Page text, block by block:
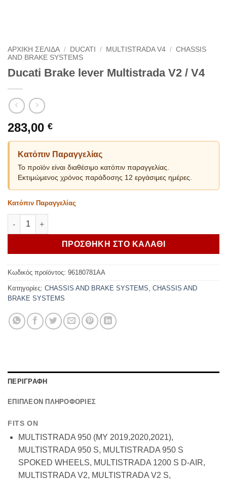
ΑΡΧΙΚΗ ΣΕΛΙΔΑ / DUCATI / MULTISTRADA V4 / CHASSIS
AND BRAKE SYSTEMS
Ducati Brake lever Multistrada V2 / V4
283,00 €
Κατόπιν Παραγγελίας
Το προϊόν είναι διαθέσιμο κατόπιν παραγγελίας.
Εκτιμώμενος χρόνος παράδοσης 12 εργάσιμες ημέρες.
Κατόπιν Παραγγελίας
Ducati Brake lever Multistrada V2 / V4 ποσότητα
ΠΡΟΣΘΗΚΗ ΣΤΟ ΚΑΛΑΘΙ
Κωδικός προϊόντος: 96180781AA
Κατηγορίες: CHASSIS AND BRAKE SYSTEMS, CHASSIS AND
BRAKE SYSTEMS
ΠΕΡΙΓΡΑΦΗ
ΕΠΙΠΛΕΟΝ ΠΛΗΡΟΦΟΡΙΕΣ
FITS ON
MULTISTRADA 950 (MY 2019,2020,2021),
MULTISTRADA 950 S, MULTISTRADA 950 S
SPOKED WHEELS, MULTISTRADA 1200 S D-AIR,
MULTISTRADA V2, MULTISTRADA V2 S,